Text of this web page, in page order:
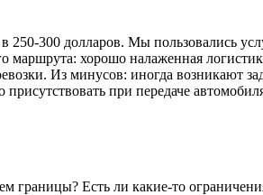
250-300 долларов. Мы пользовались
хорошо налаженная
Из минусов: иногда возникают
при передаче
границы? Есть ли какие-то